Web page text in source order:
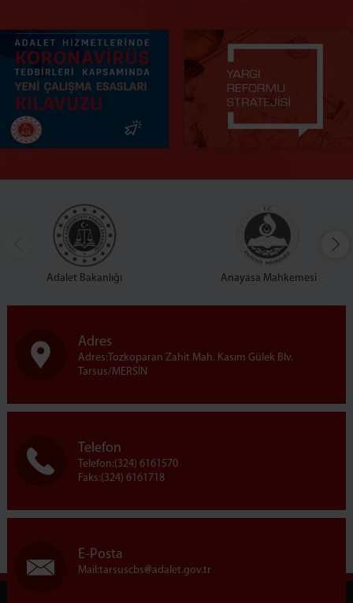
Adalet Bakanlığı Anayasa Mahkemesi
Adres
Adres:Tozkoparan Zahit Mah. Kasım Gülek Blv.
Tarsus/MERSİN
Telefon
Telefon:(324) 6161570
Faks:(324) 6161718
E-Posta
Mail:tarsuscbs adalet.gov.tr